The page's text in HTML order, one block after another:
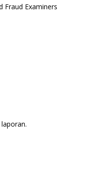
Fraud Examiners